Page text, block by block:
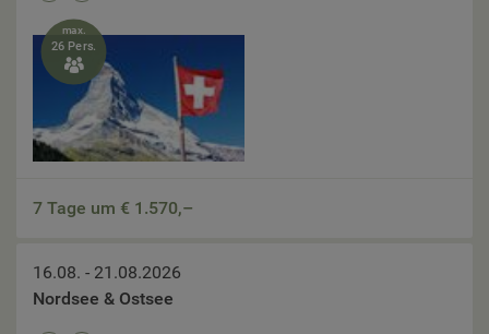
max.
26 Pers.

7 Tage um € 1.570,–
16.08. - 21.08.2026
Nordsee & Ostsee